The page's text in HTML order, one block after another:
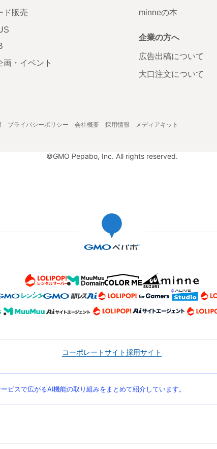
ド販売
画・イベント
minneの本
企業の方へ
広告出稿について
大口注文について
プライバシーポリシー 会社概要 採用情報 メディアキット
©GMO Pepabo, Inc. All rights reserved.
コーポレートサイト採用サイト
ビスで広がるAI機能の取り組みをまとめて紹介しています。